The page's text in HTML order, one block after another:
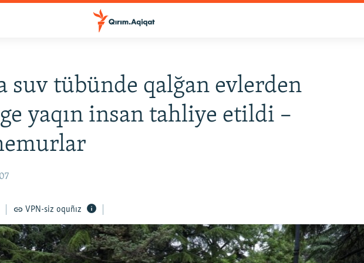
suv tübünde qalğan evlerden
yaqın insan tahliye etildi –
VPN-siz oquñız